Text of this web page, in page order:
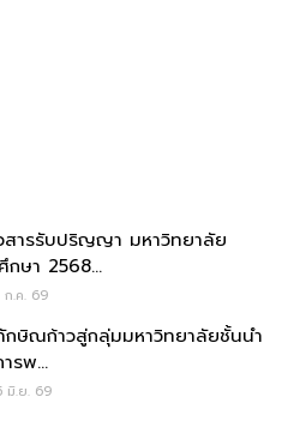
สารรับปริญญา มหาวิทยาลัย
ษา 2568...
ก.ค. 69
กษิณก้าวสู่กลุ่มมหาวิทยาลัยชั้นนำ
รพ...
มิ.ย. 69